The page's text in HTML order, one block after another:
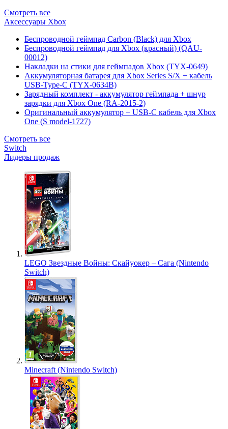
Смотреть все
Аксессуары Xbox
Беспроводной геймпад Carbon (Black) для Xbox
Беспроводной геймпад для Xbox (красный) (QAU-
00012)
Накладки на стики для геймпадов Xbox (TYX-0649)
Аккумуляторная батарея для Xbox Series S/X + кабель
USB-Type-C (TYX-0634B)
Зарядный комплект - аккумулятор геймпада + шнур
зарядки для Xbox One (RA-2015-2)
Оригинальный аккумулятор + USB-C кабель для Xbox
One (S model-1727)
Смотреть все
Switch
Лидеры продаж
LEGO Звездные Войны: Скайуокер – Сага (Nintendo
Switch)
Minecraft (Nintendo Switch)